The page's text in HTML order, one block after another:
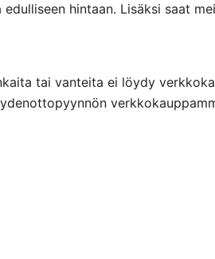
hintaan. Lisäksi saat
tai vanteita ei löydy